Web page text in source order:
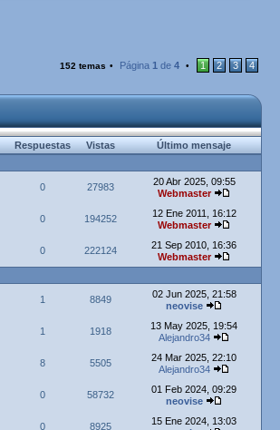
152 temas • Página 1 de 4 • 1 2 3 4
Respuestas Vistas Último mensaje
0 27983
20 Abr 2025, 09:55
Webmaster
0 194252
12 Ene 2011, 16:12
Webmaster
0 222124
21 Sep 2010, 16:36
Webmaster
1 8849
02 Jun 2025, 21:58
neovise
1 1918
13 May 2025, 19:54
Alejandro34
8 5505
24 Mar 2025, 22:10
Alejandro34
0 58732
01 Feb 2024, 09:29
neovise
0 8925
15 Ene 2024, 13:03